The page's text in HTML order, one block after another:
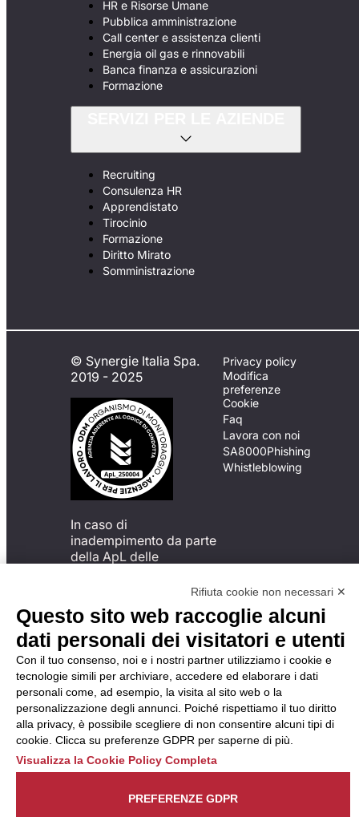
HR e Risorse Umane
Pubblica amministrazione
Call center e assistenza clienti
Energia oil gas e rinnovabili
Banca finanza e assicurazioni
Formazione
Recruiting
Consulenza HR
Apprendistato
Tirocinio
Formazione
Diritto Mirato
Somministrazione
© Synergie Italia Spa.
2019 - 2025
In caso di
inadempimento da parte
della ApL delle
del Codice di Condotta, è
possibile presentare un
reclamo
all’Organismo di
Monitoraggio utilizzando
una delle modalità
descritte al seguente
indirizzo web
https://odm-
agenzielavoro.it/reclami/ .
Privacy policy
Modifica
preferenze
Cookie
Faq
Lavora con noi
SA8000Phishing
Whistleblowing
Rifiuta cookie non necessari ✕
Questo sito web raccoglie alcuni
dati personali dei visitatori e utenti
Con il tuo consenso, noi e i nostri partner utilizziamo i cookie e
tecnologie simili per archiviare, accedere ed elaborare i dati
personali come, ad esempio, la visita al sito web o la
personalizzazione degli annunci. Poiché rispettiamo il tuo diritto
alla privacy, è possibile scegliere di non consentire alcuni tipi di
cookie. Clicca su preferenze GDPR per saperne di più.
Visualizza la Cookie Policy Completa
PREFERENZE GDPR